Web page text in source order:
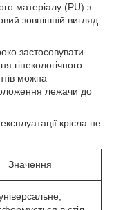
матеріалу (PU) з
зовнішній вигляд
застосовувати
гінекологічного
можна
лежачи до
крісла не
Значення